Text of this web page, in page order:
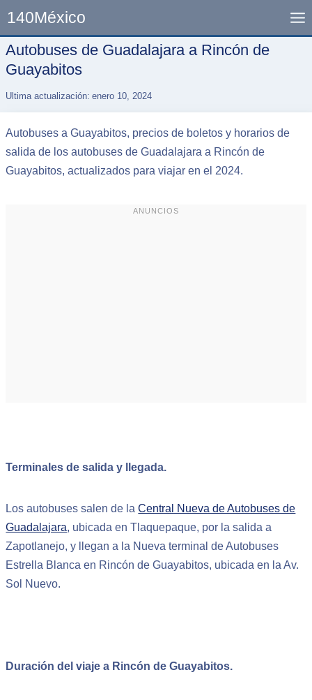
content
140México
Autobuses de Guadalajara a Rincón de
Guayabitos
Ultima actualización: enero 10, 2024
Autobuses a Guayabitos, precios de boletos y horarios de
salida de los autobuses de Guadalajara a Rincón de
Guayabitos, actualizados para viajar en el 2024.
ANUNCIOS
Terminales de salida y llegada.
Los autobuses salen de laCentral Nueva de Autobuses de
Guadalajara, ubicada en Tlaquepaque, por la salida a
Zapotlanejo, y llegan a la Nueva terminal de Autobuses
Estrella Blanca en Rincón de Guayabitos, ubicada en la Av.
Sol Nuevo.
Duración del viaje a Rincón de Guayabitos.